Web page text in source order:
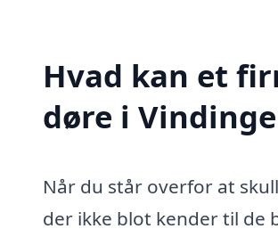
Hvad kan et
døre i
Når du står overfor at
der ikke blot kender til de